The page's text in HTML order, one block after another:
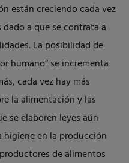
están creciendo cada vez
a que se contrata a
La posibilidad de
humano” se incrementa
cada vez hay más
la alimentación y las
se elaboren leyes aún
higiene en la producción
de alimentos